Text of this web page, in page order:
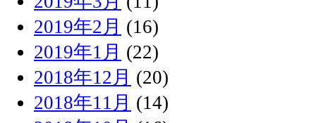
2019年2月 (16)
2019年1月 (22)
2018年12月 (20)
2018年11月 (14)